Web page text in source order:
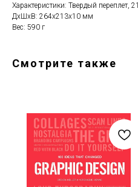
Характеристики: Твердый переплет,
ДxШxВ: 264x213x10 мм
Вес: 590 г
Смотрите также